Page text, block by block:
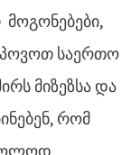
საერთო
მიზეზსა და
რომ